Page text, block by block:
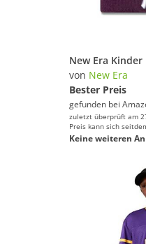
von New Era
Bester Preis
gefunden bei
zuletzt überprüft am
Preis kann sich
Keine weiteren